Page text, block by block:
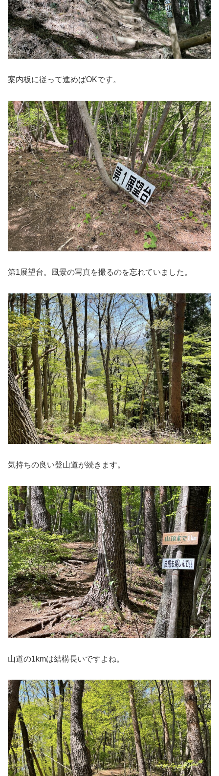
案内板に従って進めばOKです。
第1展望台。風景の写真を撮るのを忘れていました。
気持ちの良い登山道が続きます。
山道の1kmは結構長いですよね。